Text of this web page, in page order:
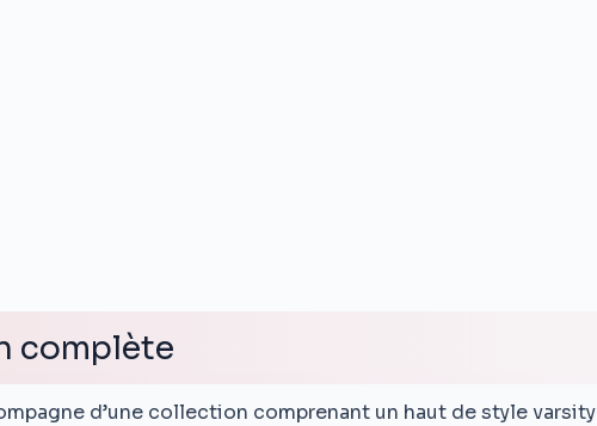
complète
d’une collection comprenant un haut de style varsity